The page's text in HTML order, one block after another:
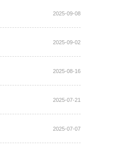
2025-09-08
2025-09-02
2025-08-16
2025-07-21
2025-07-07